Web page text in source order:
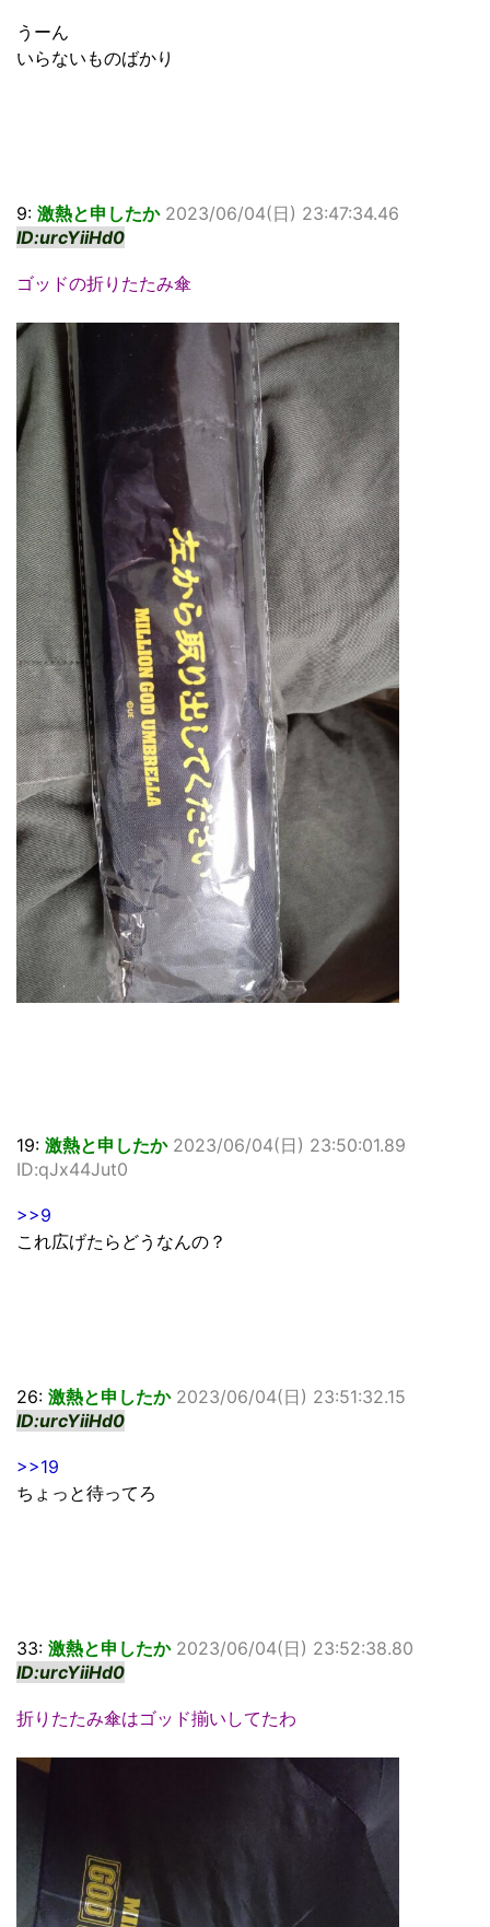
うーん
いらないものばかり
9: 激熱と申したか 2023/06/04(日) 23:47:34.46
ID:urcYiiHd0
ゴッドの折りたたみ傘
19: 激熱と申したか 2023/06/04(日) 23:50:01.89
ID:qJx44Jut0
>>9
これ広げたらどうなんの？
26: 激熱と申したか 2023/06/04(日) 23:51:32.15
ID:urcYiiHd0
>>19
ちょっと待ってろ
33: 激熱と申したか 2023/06/04(日) 23:52:38.80
ID:urcYiiHd0
折りたたみ傘はゴッド揃いしてたわ